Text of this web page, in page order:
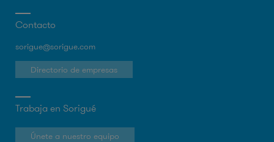
Contacto
sorigue@sorigue.com
Directorio de empresas
Trabaja en Sorigué
Únete a nuestro equipo